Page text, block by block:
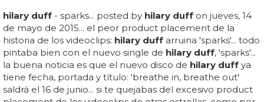
hilary duff - sparks... posted by hilary duff on jueves, 14
de mayo de 2015... el peor product placement de la
historia de los videoclips: hilary duff arruina 'sparks'... todo
pintaba bien con el nuevo single de hilary duff, 'sparks'...
la buena noticia es que el nuevo disco de hilary duff ya
tiene fecha, portada y título: 'breathe in, breathe out'
saldrá el 16 de junio... si te quejabas del excesivo product